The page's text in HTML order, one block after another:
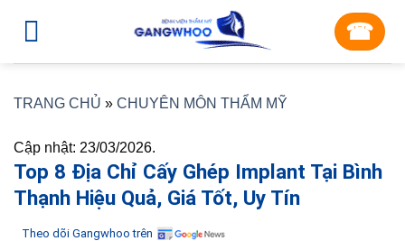
☎︎
TRANG CHỦ » CHUYÊN MÔN THẨM MỸ
Cập nhật: 23/03/2026.
Top 8 Địa Chỉ Cấy Ghép Implant Tại Bình
Thạnh Hiệu Quả, Giá Tốt, Uy Tín
Theo dõi Gangwhoo trên